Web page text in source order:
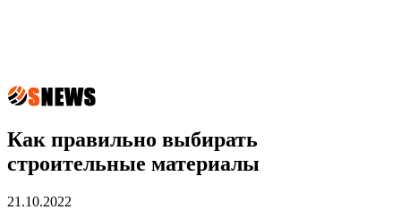
Как правильно выбирать
строительные материалы
21.10.2022